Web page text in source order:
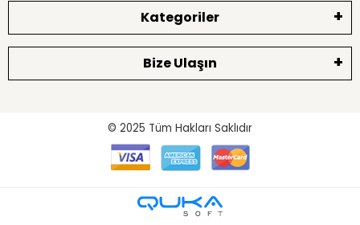
Kategoriler
Bize Ulaşın
© 2025 Tüm Hakları Saklıdır